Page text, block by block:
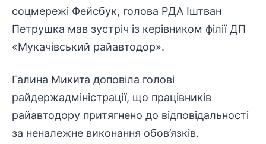
соцмережі Фейсбук, голова РДА Іштван
Петрушка мав зустріч із керівником філії ДП
«Мукачівський райавтодор».
Галина Микита доповіла голові
райдержадміністрації, що працівників
райавтодору притягнено до відповідальності
за неналежне виконання обов’язків.